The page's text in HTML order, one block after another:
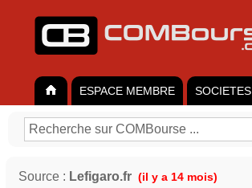
ESPACE MEMBRE SOCIETES
Source : Lefigaro.fr (il y a 14 mois)